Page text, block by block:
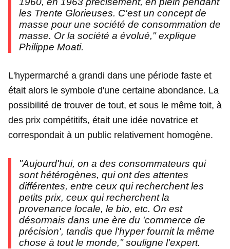
les Trente Glorieuses. C'est un concept de
masse pour une société de consommation de
masse. Or la société a évolué," explique
Philippe Moati.
L'hypermarché a grandi dans une période faste et
était alors le symbole d'une certaine abondance. La
possibilité de trouver de tout, et sous le même toit, à
des prix compétitifs, était une idée novatrice et
correspondait à un public relativement homogène.
"Aujourd'hui, on a des consommateurs qui
sont hétérogènes, qui ont des attentes
différentes, entre ceux qui recherchent les
petits prix, ceux qui recherchent la
provenance locale, le bio, etc. On est
désormais dans une ère du 'commerce de
précision', tandis que l'hyper fournit la même
chose à tout le monde," souligne l'expert.